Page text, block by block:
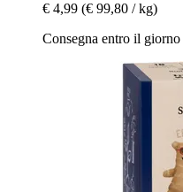
€ 4,99 (€ 99,80 / kg)
Consegna entro il giorno